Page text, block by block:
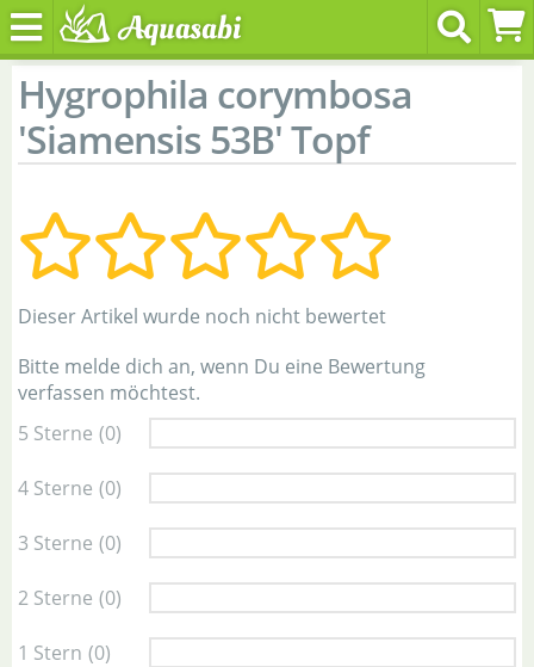
Hygrophila corymbosa
'Siamensis 53B' Topf
Dieser Artikel wurde noch nicht bewertet
Bitte melde dich an, wenn Du eine Bewertung
verfassen möchtest.
5 Sterne (0)
4 Sterne (0)
3 Sterne (0)
2 Sterne (0)
1 Stern (0)